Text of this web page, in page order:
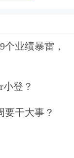
人、企业
和具体的
四个一级
、创新创
国际形象
业绩暴雷，
登？
要干大事？